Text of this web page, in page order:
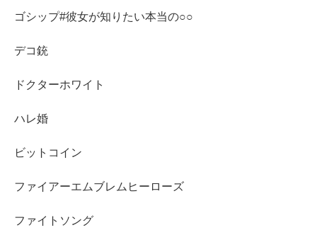
ゴシップ#彼女が知りたい本当の○○
デコ銃
ドクターホワイト
ハレ婚
ビットコイン
ファイアーエムブレムヒーローズ
ファイトソング